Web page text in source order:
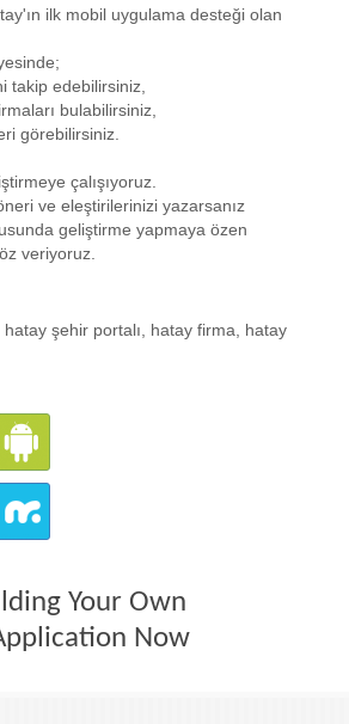
ilk mobil uygulama desteği olan
takip edebilirsiniz,
bulabilirsiniz,
görebilirsiniz.
çalışıyoruz.
ve eleştirilerinizi yazarsanız
geliştirme yapmaya özen
veriyoruz.
şehir portalı, hatay firma, hatay
Your Own
Now